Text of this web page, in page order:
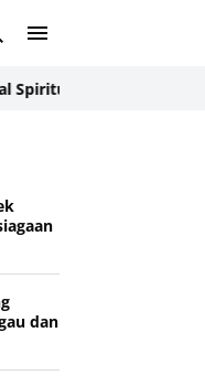
Raya
Personel, Polda
dan